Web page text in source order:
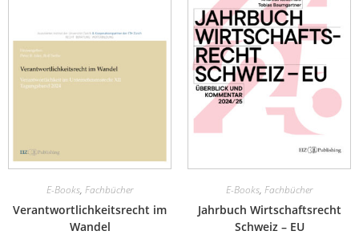
E-Books, Fachbücher
Verantwortlichkeitsrecht im
Wandel
E-Books, Fachbücher
Jahrbuch Wirtschaftsrecht
Schweiz – EU